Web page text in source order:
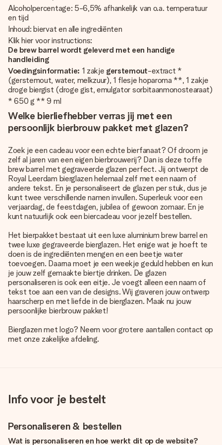
Alcoholpercentage: 5-6,5% afhankelijk van o.a. temperatuur
en tijd
Inhoud: biervat en alle ingrediënten
Klik hier voor instructions:
De brew barrel wordt geleverd met een handige
handleiding
Voedingsinformatie: 1 zakje gerstemout-extract *
(gerstemout, water, melkzuur), 1 flesje hoparoma **, 1 zakje
droge biergist (droge gist, emulgator sorbitaanmonostearaat)
* 650 g ** 9 ml
Welke bierliefhebber verras jij met een
persoonlijk bierbrouw pakket met glazen?
Zoek je een cadeau voor een echte bierfanaat? Of droom je
zelf al jaren van een eigen bierbrouwerij? Dan is deze toffe
brew barrel met gegraveerde glazen perfect. Jij ontwerpt de
Royal Leerdam bierglazen helemaal zelf met een naam of
andere tekst. En je personaliseert de glazen per stuk, dus je
kunt twee verschillende namen invullen. Superleuk voor een
verjaardag, de feestdagen, jubilea of gewoon zomaar. En je
kunt natuurlijk ook een biercadeau voor jezelf bestellen.
Het bierpakket bestaat uit een luxe aluminium brew barrel en
twee luxe gegraveerde bierglazen. Het enige wat je hoeft te
doen is de ingrediënten mengen en een beetje water
toevoegen. Daarna moet je een weekje geduld hebben en kun
je jouw zelf gemaakte biertje drinken. De glazen
personaliseren is ook een eitje. Je voegt alleen een naam of
tekst toe aan een van de designs. Wij graveren jouw ontwerp
haarscherp en met liefde in de bierglazen. Maak nu jouw
persoonlijke bierbrouw pakket!
Bierglazen met logo? Neem voor grotere aantallen contact op
met onze zakelijke afdeling.
Info voor je bestelt
Personaliseren & bestellen
Wat is personaliseren en hoe werkt dit op de website?